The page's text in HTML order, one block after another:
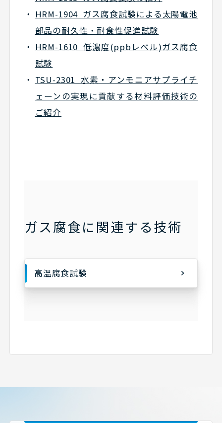
HRM-1904 ガス腐食試験による太陽電池
部品の耐久性・耐食性促進試験
HRM-1610 低濃度(ppbレベル)ガス腐食
試験
TSU-2301 水素・アンモニアサプライチ
ェーンの実現に貢献する材料評価技術の
ご紹介
ガス腐食に関連する技術
高温腐食試験